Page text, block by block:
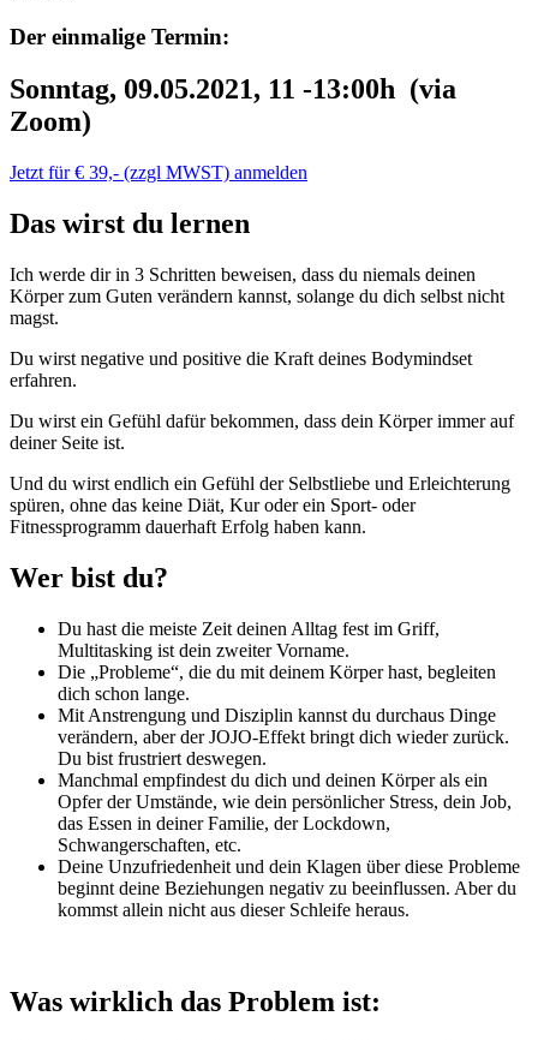
Der einmalige Termin:
Sonntag, 09.05.2021, 11 -13:00h (via
Zoom)
Jetzt für € 39,- (zzgl MWST) anmelden
Das wirst du lernen
Ich werde dir in 3 Schritten beweisen, dass du niemals deinen
Körper zum Guten verändern kannst, solange du dich selbst nicht
magst.
Du wirst negative und positive die Kraft deines Bodymindset
erfahren.
Du wirst ein Gefühl dafür bekommen, dass dein Körper immer auf
deiner Seite ist.
Und du wirst endlich ein Gefühl der Selbstliebe und Erleichterung
spüren, ohne das keine Diät, Kur oder ein Sport- oder
Fitnessprogramm dauerhaft Erfolg haben kann.
Wer bist du?
Du hast die meiste Zeit deinen Alltag fest im Griff,
Multitasking ist dein zweiter Vorname.
Die „Probleme“, die du mit deinem Körper hast, begleiten
dich schon lange.
Mit Anstrengung und Disziplin kannst du durchaus Dinge
verändern, aber der JOJO-Effekt bringt dich wieder zurück.
Du bist frustriert deswegen.
Manchmal empfindest du dich und deinen Körper als ein
Opfer der Umstände, wie dein persönlicher Stress, dein Job,
das Essen in deiner Familie, der Lockdown,
Schwangerschaften, etc.
Deine Unzufriedenheit und dein Klagen über diese Probleme
beginnt deine Beziehungen negativ zu beeinflussen. Aber du
kommst allein nicht aus dieser Schleife heraus.
Was wirklich das Problem ist: